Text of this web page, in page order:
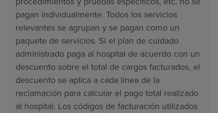
pagan individualmente. Todos los servicios
relevantes se agrupan y se pagan como un
paquete de servicios. Si el plan de cuidado
administrado paga al hospital de acuerdo con un
descuento sobre el total de cargos facturados, el
descuento se aplica a cada línea de la
reclamación para calcular el pago total realizado
al hospital. Los códigos de facturación utilizados